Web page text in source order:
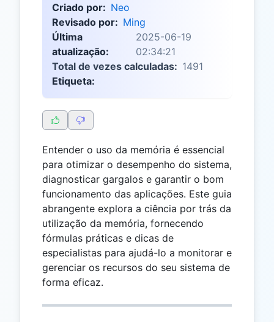
Criado por: Neo
Revisado por: Ming
Última
atualização:
2025-06-19
02:34:21
Total de vezes calculadas: 1491
Etiqueta:
Entender o uso da memória é essencial
para otimizar o desempenho do sistema,
diagnosticar gargalos e garantir o bom
funcionamento das aplicações. Este guia
abrangente explora a ciência por trás da
utilização da memória, fornecendo
fórmulas práticas e dicas de
especialistas para ajudá-lo a monitorar e
gerenciar os recursos do seu sistema de
forma eficaz.